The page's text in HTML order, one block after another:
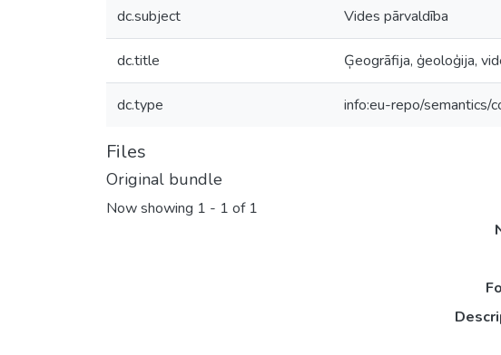
dc.subject Vides pārvaldība
dc.title Ģeogrāfija, ģeoloģija,
dc.type info:eu-repo/semantics/
Files
Original bundle
Now showing 1 - 1 of 1